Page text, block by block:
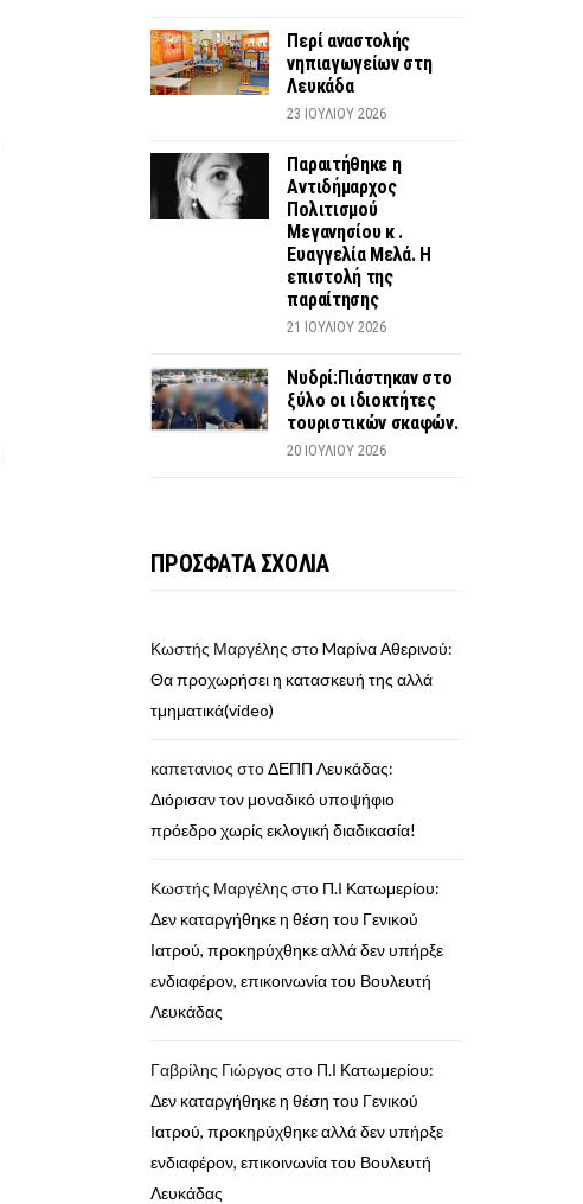
Περί αναστολής
νηπιαγωγείων στη
Λευκάδα
23 ΙΟΥΛΊΟΥ 2026
Παραιτήθηκε η
Αντιδήμαρχος
Πολιτισμού
Μεγανησίου κ .
Ευαγγελία Μελά. Η
επιστολή της
παραίτησης
21 ΙΟΥΛΊΟΥ 2026
Νυδρί:Πιάστηκαν στο
ξύλο οι ιδιοκτήτες
τουριστικών σκαφών.
20 ΙΟΥΛΊΟΥ 2026
ΠΡΟΣΦΑΤΑ ΣΧΟΛΙΑ
Κωστής Μαργέλης στοMαρίνα Αθερινού:
Θα προχωρήσει η κατασκευή της αλλά
τμηματικά(video)
καπετανιος στοΔΕΠΠ Λευκάδας:
Διόρισαν τον μοναδικό υποψήφιο
πρόεδρο χωρίς εκλογική διαδικασία!
Κωστής Μαργέλης στο Π.Ι Κατωμερίου:
Δεν καταργήθηκε η θέση του Γενικού
Ιατρού, προκηρύχθηκε αλλά δεν υπήρξε
ενδιαφέρον, επικοινωνία του Βουλευτή
Λευκάδας
Γαβρίλης Γιώργος στο Π.Ι Κατωμερίου:
Δεν καταργήθηκε η θέση του Γενικού
Ιατρού, προκηρύχθηκε αλλά δεν υπήρξε
ενδιαφέρον, επικοινωνία του Βουλευτή
Λευκάδας